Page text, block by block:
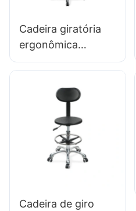
LAB DESIG011
Cadeira giratória
ergonômica
premium IC027
ajustável em PU,
assento com altura
ajustável e base de
alumínio de 5
estrelas para
laboratórios/escritó
Cadeira de giro